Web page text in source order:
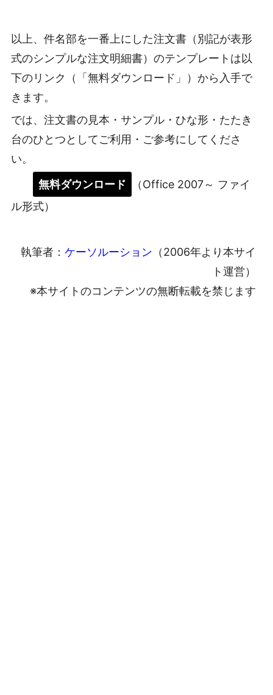
以上、件名部を一番上にした注文書（別記が表形
式のシンプルな注文明細書）のテンプレートは以
下のリンク（「無料ダウンロード」）から入手で
きます。
では、注文書の見本・サンプル・ひな形・たたき
台のひとつとしてご利用・ご参考にしてくださ
い。
無料ダウンロード
（Office 2007～ ファイ
ル形式）
執筆者： ケーソルーション （2006年より本サイ
ト運営）
※本サイトのコンテンツの無断転載を禁じます